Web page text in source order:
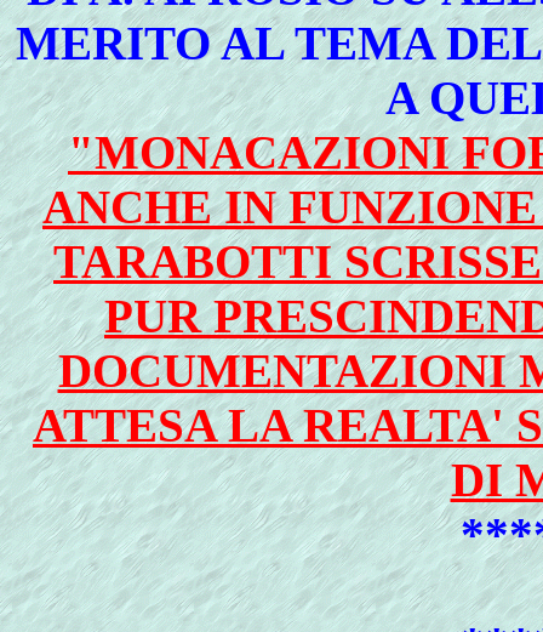
MERITO AL TEMA
A
"MONACAZIONI
ANCHE IN
TARABOTTI
PUR
DOCUMENTAZIONI
ATTESA LA REALTA'
DI